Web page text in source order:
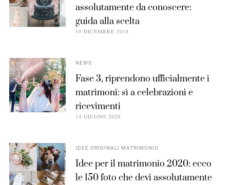
assolutamente da conoscere:
guida alla scelta
10 DICEMBRE 2018
NEWS
Fase 3, riprendono ufficialmente i
matrimoni: sì a celebrazioni e
ricevimenti
14 GIUGNO 2020
IDEE ORIGINALI MATRIMONIO
Idee per il matrimonio 2020: ecco
le 150 foto che devi assolutamente